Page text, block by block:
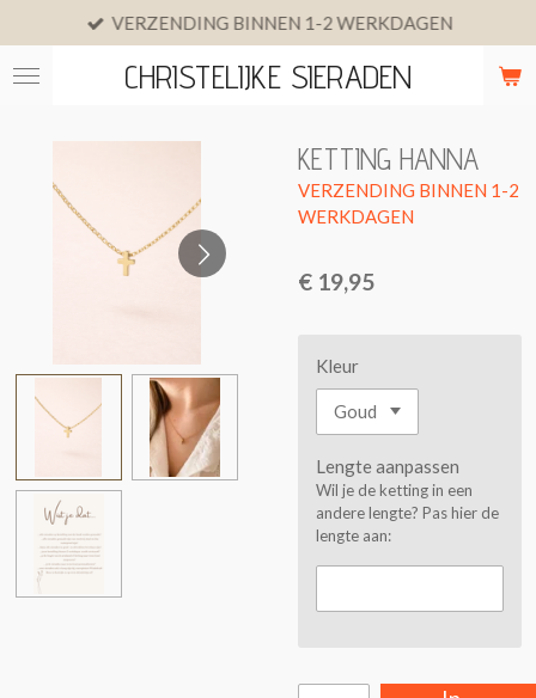
direct
naar
CHRISTELIJKE SIERADEN
VERZENDING BINNEN 1-2 WERKDAGEN
KETTING HANNA
€ 19,95
Kleur
Lengte aanpassen
Wil je de ketting in een
andere lengte? Pas hier de
lengte aan: